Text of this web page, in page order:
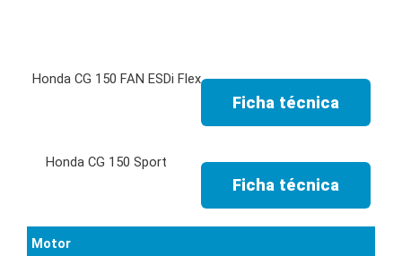
Ficha técnica
Ficha técnica
Motor